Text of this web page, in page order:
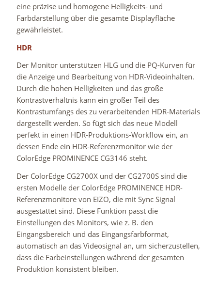
eine präzise und homogene Helligkeits- und
Farbdarstellung über die gesamte Displayfläche
gewährleistet.
HDR
Der Monitor unterstützen HLG und die PQ-Kurven für
die Anzeige und Bearbeitung von HDR-Videoinhalten.
Durch die hohen Helligkeiten und das große
Kontrastverhältnis kann ein großer Teil des
Kontrastumfangs des zu verarbeitenden HDR-Materials
dargestellt werden. So fügt sich das neue Modell
perfekt in einen HDR-Produktions-Workflow ein, an
dessen Ende ein HDR-Referenzmonitor wie der
ColorEdge PROMINENCE CG3146 steht.
Der ColorEdge CG2700X und der CG2700S sind die
ersten Modelle der ColorEdge PROMINENCE HDR-
Referenzmonitore von EIZO, die mit Sync Signal
ausgestattet sind. Diese Funktion passt die
Einstellungen des Monitors, wie z. B. den
Eingangsbereich und das Eingangsfarbformat,
automatisch an das Videosignal an, um sicherzustellen,
dass die Farbeinstellungen während der gesamten
Produktion konsistent bleiben.